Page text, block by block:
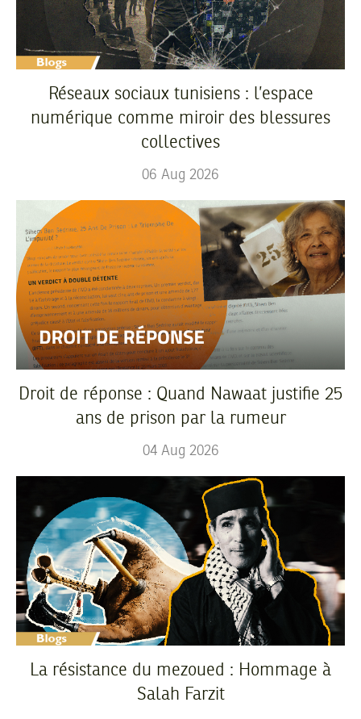
Réseaux sociaux tunisiens : l’espace
numérique comme miroir des blessures
collectives
06 Aug 2026
Droit de réponse : Quand Nawaat justifie 25
ans de prison par la rumeur
04 Aug 2026
La résistance du mezoued : Hommage à
Salah Farzit